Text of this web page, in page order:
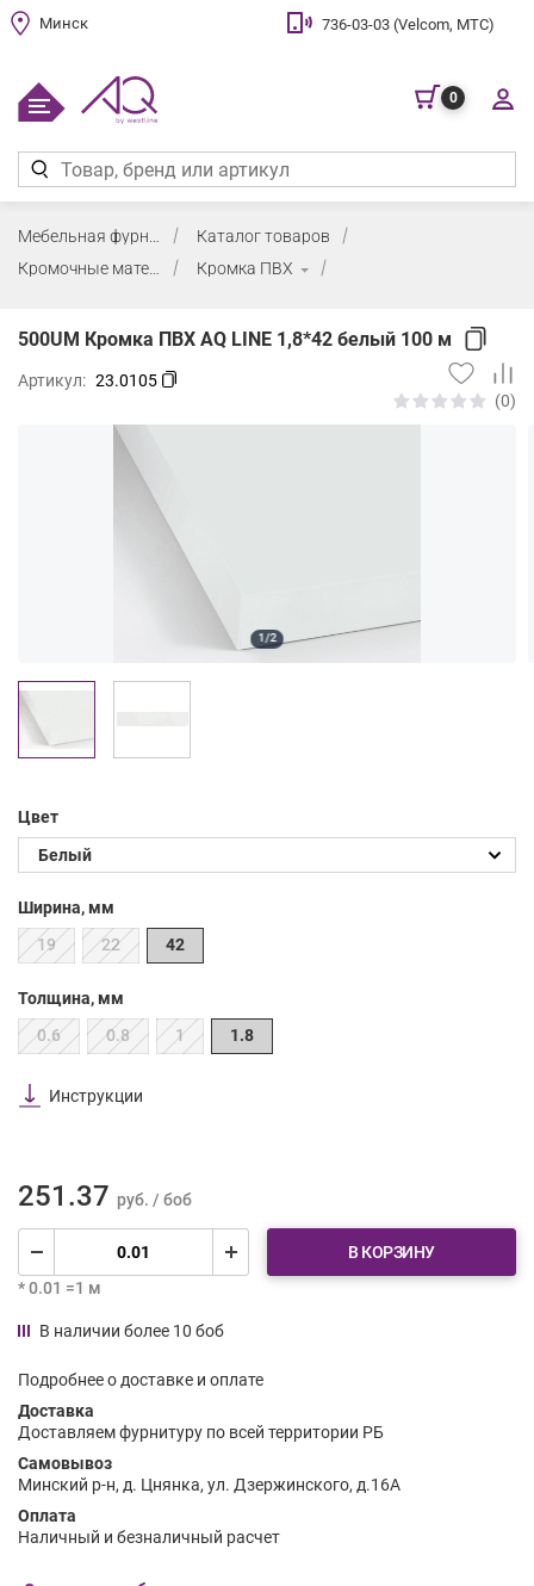
Минск 736-03-03 (Velcom, МТС)
0
Каталог товаров
Кромочные материалы и клей
Кромка ПВХ
500UM Кромка ПВХ AQ LINE 1,8*42 белый 100 м
Артикул: 23.0105
(0)
1/2
Цвет
Ширина, мм
19
22 42
Толщина, мм
0.6
0.8 1 1.8
Инструкции
251.37 руб. / боб
В КОРЗИНУ
* 0.01 =1 м
В наличии более 10 боб
Подробнее о доставке и оплате
Доставка
Доставляем фурнитуру по всей территории РБ
Самовывоз
Минский р-н, д. Цнянка, ул. Дзержинского, д.16А
Оплата
Наличный и безналичный расчет